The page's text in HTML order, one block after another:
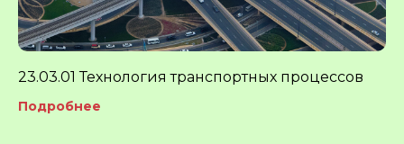
23.03.01 Технология транспортных процессов
Подробнее